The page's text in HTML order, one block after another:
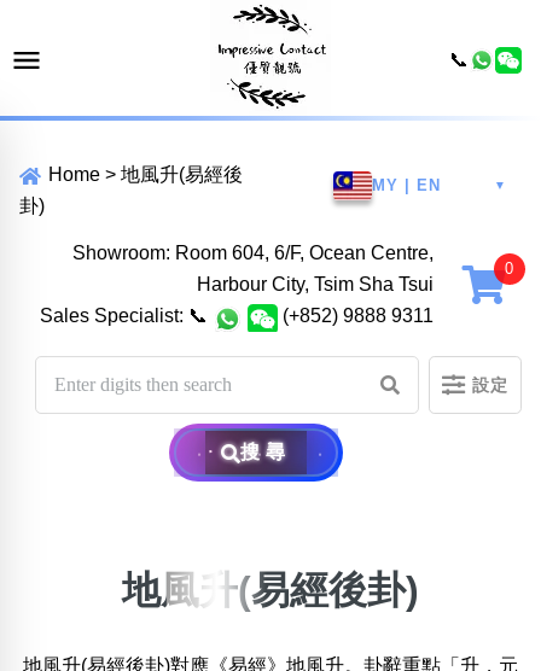
Home > 地風升(易經後
卦)
MY | EN ▼
Showroom: Room 604, 6/F, Ocean Centre,
Harbour City, Tsim Sha Tsui
Sales Specialist: 📞 (+852) 9888 9311
設定
搜尋
位置:
地風升(易經後卦)
地風升(易經後卦)對應《易經》地風升。卦辭重點「升，元
📞